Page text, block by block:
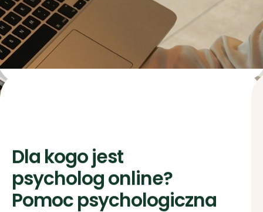
Dla kogo jest
możemy Ci pomóc?
Psycholog online w Risify pracuje z
osobami, które zmagają się z: